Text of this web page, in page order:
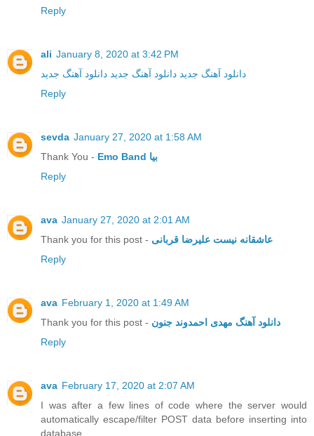
Reply
ali January 8, 2020 at 3:42 PM
دانلود آهنگ جدید دانلود آهنگ جدید دانلود آهنگ جدید
Reply
sevda January 27, 2020 at 1:58 AM
Thank You -
Emo Band بیا
Reply
ava January 27, 2020 at 2:01 AM
Thank you for this post - عاشقانه نیست علیرضا قربانی
Reply
ava February 1, 2020 at 1:49 AM
Thank you for this post - دانلود آهنگ مهدی احمدوند جنون
Reply
ava February 17, 2020 at 2:07 AM
I was after a few lines of code where the server would
automatically escape/filter POST data before inserting into
database.